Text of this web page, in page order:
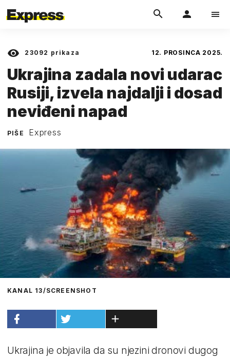
23092 prikaza 12. PROSINCA 2025.
Ukrajina zadala novi udarac
Rusiji, izvela najdalji i dosad
neviđeni napad
PIŠE Express
KANAL 13/SCREENSHOT
Ukrajina je objavila da su njezini dronovi dugog